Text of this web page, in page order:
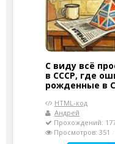
С виду всё
в СССР, где
рожденные в
HTML-код
Андрей
Прохождений:
Просмотров: 351